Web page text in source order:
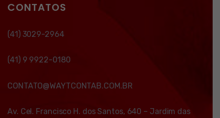
CONTATOS
(41) 3029-2964
(41) 9 9922-0180
CONTATO@WAYTCONTAB.COM.BR
Av. Cel. Francisco H. dos Santos, 640 – Jardim das